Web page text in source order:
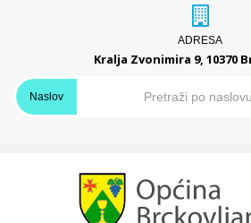
ADRESA
Kralja Zvonimira 9, 10370
Naslov